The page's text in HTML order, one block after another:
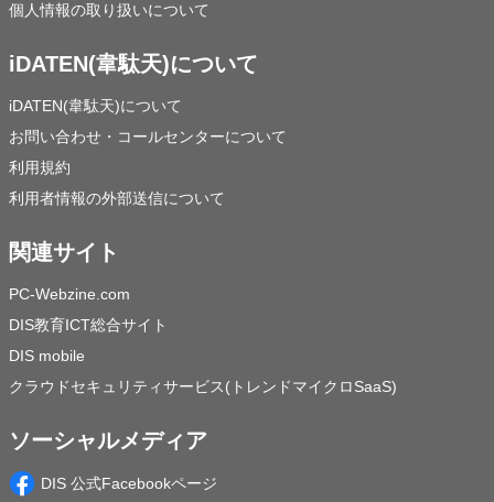
個人情報の取り扱いについて
iDATEN(韋駄天)について
iDATEN(韋駄天)について
お問い合わせ・コールセンターについて
利用規約
利用者情報の外部送信について
関連サイト
PC-Webzine.com
DIS教育ICT総合サイト
DIS mobile
クラウドセキュリティサービス(トレンドマイクロSaaS)
ソーシャルメディア
DIS 公式Facebookページ